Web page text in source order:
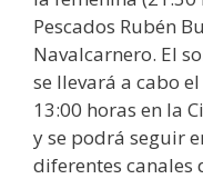
Pescados Rubén
Navalcarnero. El
se llevará a cabo
13:00 horas en la
y se podrá seguir
diferentes canales